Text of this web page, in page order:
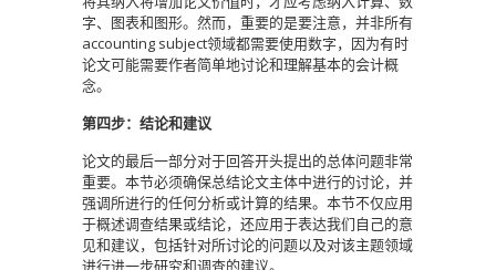
字、图表和图形。然而，重要的是要注意，并非所有
accounting subject领域都需要使用数字，因为有时
论文可能需要作者简单地讨论和理解基本的会计概
念。
第四步：结论和建议
论文的最后一部分对于回答开头提出的总体问题非常
重要。本节必须确保总结论文主体中进行的讨论，并
强调所进行的任何分析或计算的结果。本节不仅应用
于概述调查结果或结论，还应用于表达我们自己的意
见和建议，包括针对所讨论的问题以及对该主题领域
进行进一步研究和调查的建议。